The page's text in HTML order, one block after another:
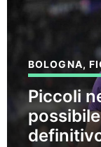
BOLOGNA,
Piccoli